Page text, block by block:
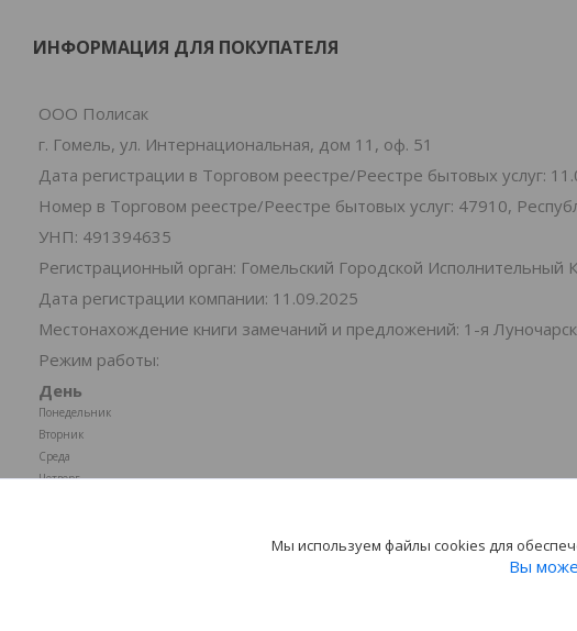
ИНФОРМАЦИЯ ДЛЯ ПОКУПАТЕЛЯ
ООО Полисак
г. Гомель, ул. Интернациональная, дом 11, оф. 51
Дата регистрации в Торговом реестре/Реестре бытовых услуг:
Номер в Торговом реестре/Реестре бытовых услуг: 47910,
УНП: 491394635
Регистрационный орган: Гомельский Городской Исполнительный
Дата регистрации компании: 11.09.2025
Местонахождение книги замечаний и предложений: 1-я
Режим работы:
День
Понедельник
Вторник
Среда
Четверг
Мы используем файлы cookies для
Вы